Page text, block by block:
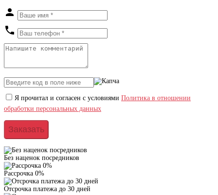
Я прочитал и согласен с условиями Политика в отношении
обработки персональных данных
Заказать
Без наценок посредников
Рассрочка 0%
Отсрочка платежа до 30 дней